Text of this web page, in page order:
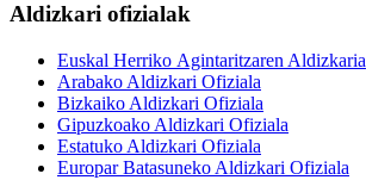
Aldizkari ofizialak
Euskal Herriko Agintaritzaren Aldizkaria
Arabako Aldizkari Ofiziala
Bizkaiko Aldizkari Ofiziala
Gipuzkoako Aldizkari Ofiziala
Estatuko Aldizkari Ofiziala
Europar Batasuneko Aldizkari Ofiziala